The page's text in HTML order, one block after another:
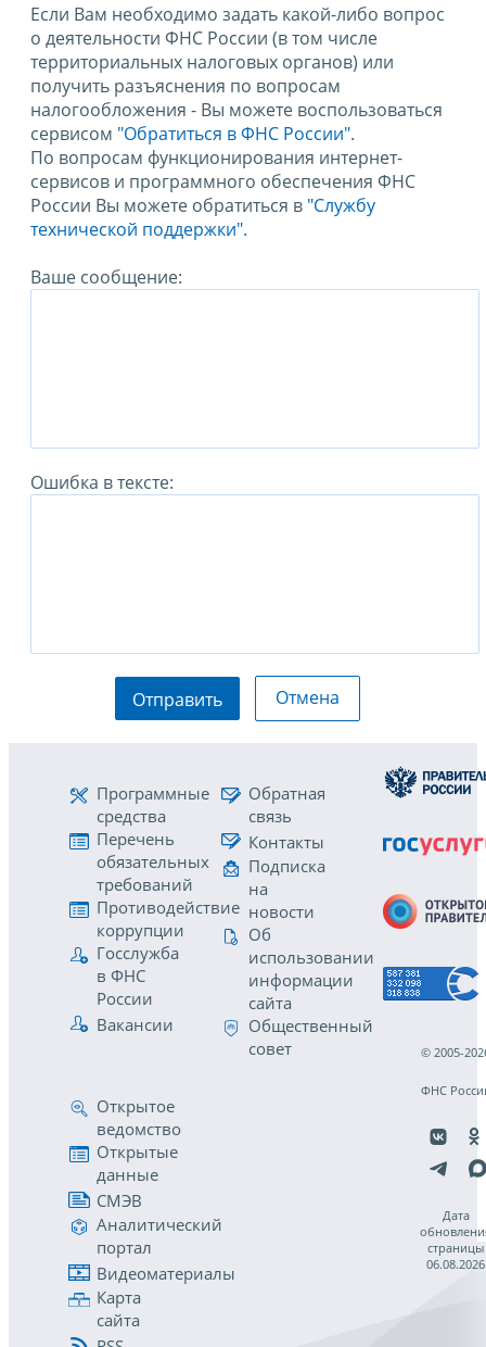
Если Вам необходимо задать какой-либо вопрос
о деятельности ФНС России (в том числе
территориальных налоговых органов) или
получить разъяснения по вопросам
налогообложения - Вы можете воспользоваться
сервисом "Обратиться в ФНС России".
По вопросам функционирования интернет-
сервисов и программного обеспечения ФНС
России Вы можете обратиться в "Службу
технической поддержки".
Ваше сообщение:
Ошибка в тексте:
Отправить Отмена
Программные
средства
Перечень
обязательных
требований
Противодействие
коррупции
Госслужба
в ФНС
России
Вакансии
Обратная
связь
Контакты
Подписка
на
новости
Об
использовании
информации
сайта
Общественный
совет
Открытое
ведомство
Открытые
данные
СМЭВ
Аналитический
портал
Видеоматериалы
Карта
сайта
© 2005-
ФНС
Дата
страницы
06.08.2026